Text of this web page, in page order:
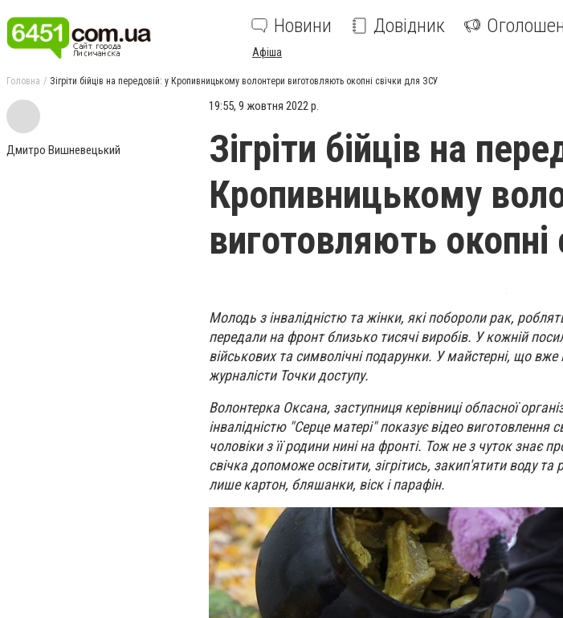
Новини Довідник
Афіша
Головна Зігріти бійців на передовій: у Кропивницькому волонтери виготовляють окопні свічки для ЗСУ
Дмитро Вишневецький
19:55, 9 жовтня 2022 р.
Зігріти бійців на
Кропивницькому
виготовляють
Молодь з інвалідністю та жінки, які побороли рак,
передали на фронт близько тисячі виробів. У кожній
військових та символічні подарунки. У майстерні, що
журналісти Точки доступу.
Волонтерка Оксана, заступниця керівниці обласної
інвалідністю "Серце матері" показує відео виготовлення
чоловіки з її родини нині на фронті. Тож не з чуток знає
свічка допоможе освітити, зігрітись, закип'ятити воду та
лише картон, бляшанки, віск і парафін.